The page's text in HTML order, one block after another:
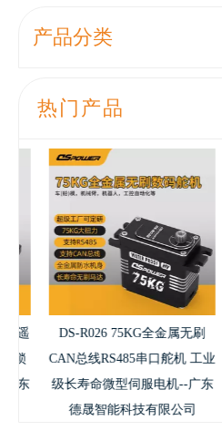
产品分类
热门产品
DS-R026 75KG全金属无刷
CAN总线RS485串口舵机 工业
级长寿命微型伺服电机--广东
德晟智能科技有限公司